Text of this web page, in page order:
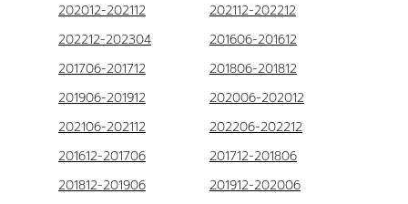
202012-202112
202112-202212
202212-202304
201606-201612
201706-201712
201806-201812
201906-201912
202006-202012
202106-202112
202206-202212
201612-201706
201712-201806
201812-201906
201912-202006